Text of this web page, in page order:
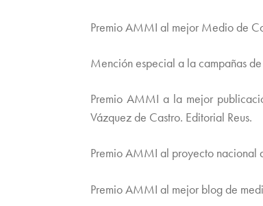
Premio AMMI al mejor Medio de
Mención especial a la campañas
Premio AMMI a la mejor
Vázquez de Castro. Editorial Reus.
Premio AMMI al proyecto nacional
Premio AMMI al mejor blog de